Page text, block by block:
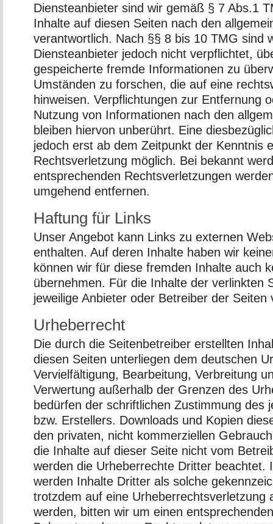
Diensteanbieter sind wir gemäß § 7 Abs.1
Inhalte auf diesen Seiten nach den
verantwortlich. Nach §§ 8 bis 10 TMG sind
Diensteanbieter jedoch nicht verpflichtet,
gespeicherte fremde Informationen zu
Umständen zu forschen, die auf eine
hinweisen. Verpflichtungen zur Entfernung
Nutzung von Informationen nach den
bleiben hiervon unberührt. Eine
jedoch erst ab dem Zeitpunkt der Kenntnis
Rechtsverletzung möglich. Bei bekannt
entsprechenden Rechtsverletzungen
umgehend entfernen.
Haftung für Links
Unser Angebot kann Links zu externen
enthalten. Auf deren Inhalte haben wir
können wir für diese fremden Inhalte auch
übernehmen. Für die Inhalte der verlinkten
jeweilige Anbieter oder Betreiber der Seiten
Urheberrecht
Die durch die Seitenbetreiber erstellten
diesen Seiten unterliegen dem deutschen
Vervielfältigung, Bearbeitung, Verbreitung
Verwertung außerhalb der Grenzen des
bedürfen der schriftlichen Zustimmung des
bzw. Erstellers. Downloads und Kopien
den privaten, nicht kommerziellen
die Inhalte auf dieser Seite nicht vom
werden die Urheberrechte Dritter beachtet.
werden Inhalte Dritter als solche
trotzdem auf eine Urheberrechtsverletzung
werden, bitten wir um einen